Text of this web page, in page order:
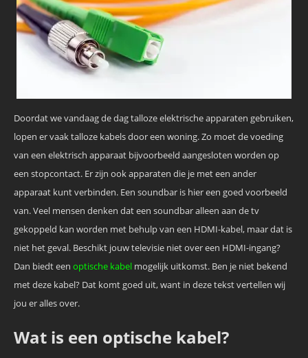
Doordat we vandaag de dag talloze elektrische apparaten gebruiken,
lopen er vaak talloze kabels door een woning. Zo moet de voeding
van een elektrisch apparaat bijvoorbeeld aangesloten worden op
een stopcontact. Er zijn ook apparaten die je met een ander
apparaat kunt verbinden. Een soundbar is hier een goed voorbeeld
van. Veel mensen denken dat een soundbar alleen aan de tv
gekoppeld kan worden met behulp van een HDMI-kabel, maar dat is
niet het geval. Beschikt jouw televisie niet over een HDMI-ingang?
Dan biedt een optische kabel mogelijk uitkomst. Ben je niet bekend
met deze kabel? Dat komt goed uit, want in deze tekst vertellen wij
jou er alles over.
Wat is een optische kabel?